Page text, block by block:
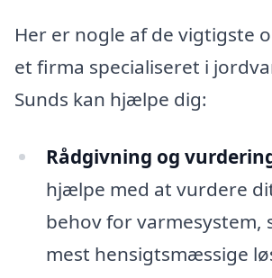
Her er nogle af de vigtigste
et firma specialiseret i
Sunds kan hjælpe dig:
Rådgivning og
hjælpe med at vurdere
behov for varmesystem,
mest hensigtsmæssige